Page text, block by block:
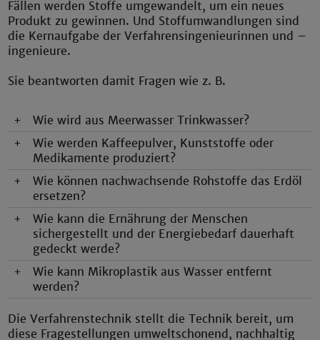
Fällen werden Stoffe umgewandelt, um ein neues
Produkt zu gewinnen. Und Stoffumwandlungen sind
die Kernaufgabe der Verfahrensingenieurinnen und –
ingenieure.
Sie beantworten damit Fragen wie z. B.
+
Wie wird aus Meerwasser Trinkwasser?
+
Wie werden Kaffeepulver, Kunststoffe oder
Medikamente produziert?
+
Wie können nachwachsende Rohstoffe das Erdöl
ersetzen?
+
Wie kann die Ernährung der Menschen
sichergestellt und der Energiebedarf dauerhaft
gedeckt werde?
+
Wie kann Mikroplastik aus Wasser entfernt
werden?
Die Verfahrenstechnik stellt die Technik bereit, um
diese Fragestellungen umweltschonend, nachhaltig